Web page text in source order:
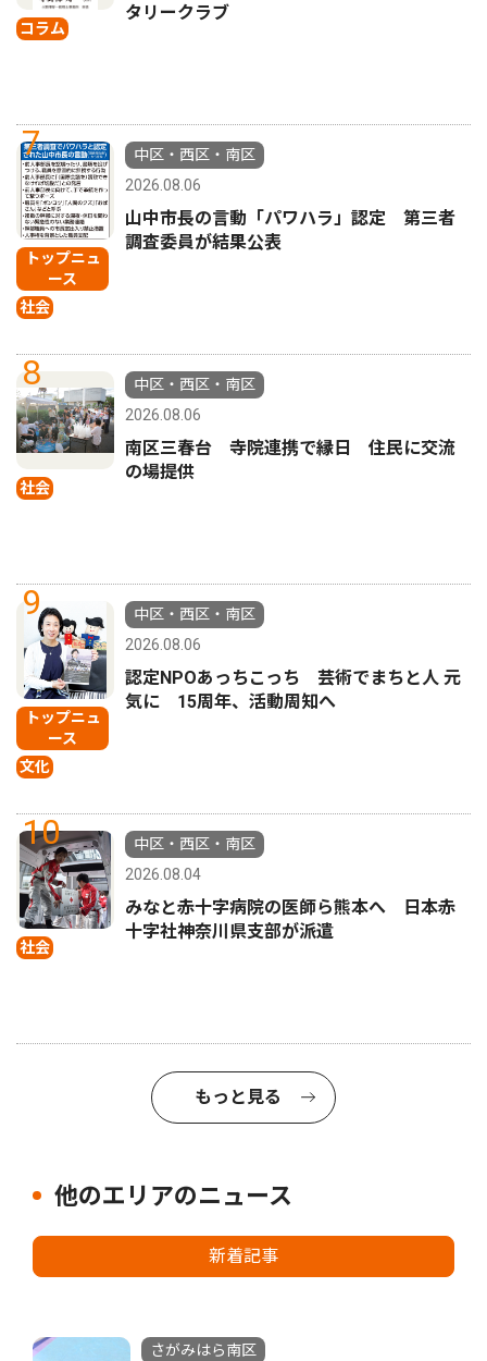
コラム
タリークラブ
7
トップニュ
ース
社会
中区・西区・南区
2026.08.06
山中市長の言動「パワハラ」認定 第三者
調査委員が結果公表
8
社会
中区・西区・南区
2026.08.06
南区三春台 寺院連携で縁日 住民に交流
の場提供
9
トップニュ
ース
文化
中区・西区・南区
2026.08.06
認定NPOあっちこっち 芸術でまちと人 元
気に 15周年、活動周知へ
10
社会
中区・西区・南区
2026.08.04
みなと赤十字病院の医師ら熊本へ 日本赤
十字社神奈川県支部が派遣
もっと見る
他のエリアのニュース
新着記事
さがみはら南区